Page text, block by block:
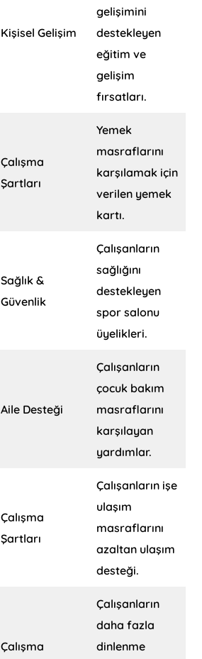
Kişisel Gelişim
gelişimini
destekleyen
eğitim ve
gelişim
fırsatları.
Çalışma
Şartları
Yemek
masraflarını
karşılamak için
verilen yemek
kartı.
Sağlık &
Güvenlik
Çalışanların
sağlığını
destekleyen
spor salonu
üyelikleri.
Aile Desteği
Çalışanların
çocuk bakım
masraflarını
karşılayan
yardımlar.
Çalışma
Şartları
Çalışanların işe
ulaşım
masraflarını
azaltan ulaşım
desteği.
Çalışma
Çalışanların
daha fazla
dinlenme